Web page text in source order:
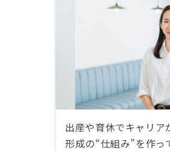
出産や育休でキャリア
形成の“仕組み”を作っ